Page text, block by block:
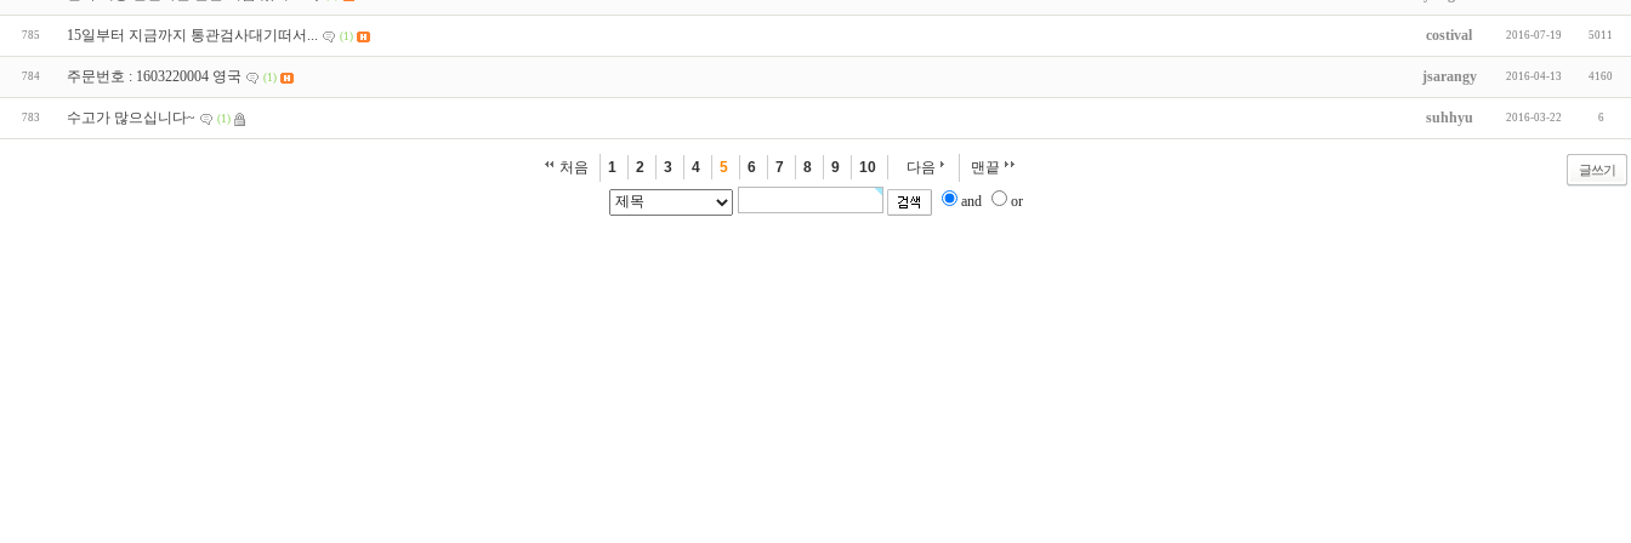
785 15일부터 지금까지 통관검사대기떠서... (1) costival 2016-07-19 5011
784 주문번호 : 1603220004 영국 (1) jsarangy 2016-04-13 4160
783 수고가 많으십니다~ (1) suhhyu 2016-03-22 6
글쓰기
처음 1 2 3 4 5 6 7 8 9 10 다음
맨끝
and
or